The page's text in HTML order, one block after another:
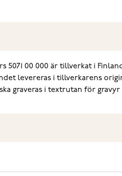
5071 00 000 är tillverkat i
levereras i tillverkarens
graveras i textrutan för